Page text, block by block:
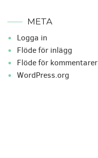
META
Logga in
Flöde för inlägg
Flöde för kommentarer
WordPress.org